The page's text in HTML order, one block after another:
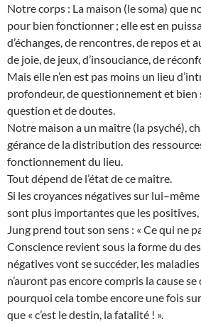
Notre corps : La maison (le soma) que
pour bien fonctionner ; elle est en
d’échanges, de rencontres, de repos et
de joie, de jeux, d’insouciance, de
Mais elle n’en est pas moins un lieu
profondeur, de questionnement et bien
question et de doutes.
Notre maison a un maître (la psyché),
gérance de la distribution des
fonctionnement du lieu.
Tout dépend de l’état de ce maître.
Si les croyances négatives sur
sont plus importantes que les
Jung prend tout son sens : « Ce qui ne
Conscience revient sous la forme du
négatives vont se succéder, les
n’auront pas encore compris la cause
pourquoi cela tombe encore une fois
que « c’est le destin, la fatalité ! ».